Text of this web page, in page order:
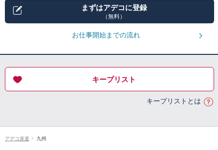
まずはアデコに登録
（無料）
お仕事開始までの流れ
キープリスト
キープリストとは
アデコ派遣 九州